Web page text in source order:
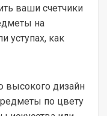
ваши счетчики
на
уступах, как
высокого дизайн
по цвету